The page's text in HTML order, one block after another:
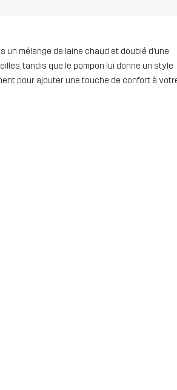
un mélange de laine chaud et doublé d’une
tandis que le pompon lui donne un style
pour ajouter une touche de confort à